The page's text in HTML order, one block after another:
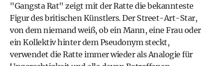
"Gangsta Rat" zeigt mit der Ratte die bekannteste
Figur des britischen Künstlers. Der Street-Art-Star,
von dem niemand weiß, ob ein Mann, eine Frau oder
ein Kollektiv hinter dem Pseudonym steckt,
verwendet die Ratte immer wieder als Analogie für